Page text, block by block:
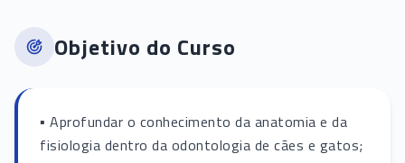
Objetivo do Curso
▪ Aprofundar o conhecimento da anatomia e da
fisiologia dentro da odontologia de cães e gatos;